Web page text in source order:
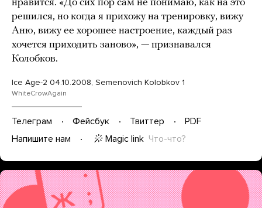
нравится. «До сих пор сам не понимаю, как на это
решился, но когда я прихожу на тренировку, вижу
Аню, вижу ее хорошее настроение, каждый раз
хочется приходить заново», — признавался
Колобков.
Ice Age-2 04.10.2008, Semenovich Kolobkov 1
WhiteCrowAgain
Телеграм Фейсбук Твиттер
PDF
Напишите нам
Magic link Что-что?